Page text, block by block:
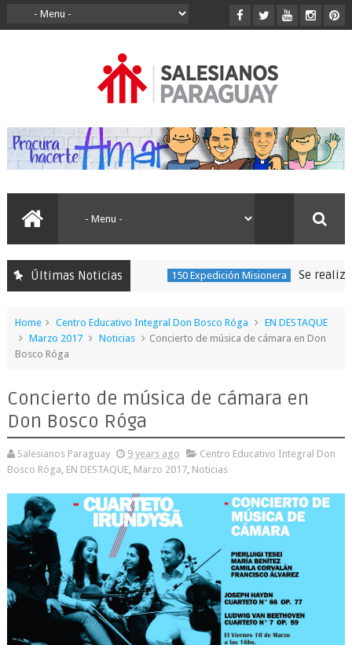
Últimas Noticias 150 Expedición Misionera Se realizó la
Home Centro Educativo Integral Don Bosco Róga
EN DESTAQUE
Marzo 2017
Noticias
Concierto de música de cámara en Don
Bosco Róga
Concierto de música de cámara en
Don Bosco Róga
Salesianos Paraguay 9 years ago
Centro Educativo Integral Don
Bosco Róga EN DESTAQUE, Marzo 2017, Noticias